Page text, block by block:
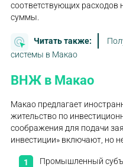
соответствующих
суммы.
Читать также:
системы в Макао
ВНЖ в Макао
Макао предлагает
жительство по
соображения для подачи
инвестиции» включают, но
Промышленный